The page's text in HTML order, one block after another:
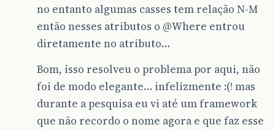
no entanto algumas casses tem relação N-M
então nesses atributos o @Where entrou
diretamente no atributo…
Bom, isso resolveu o problema por aqui, não
foi de modo elegante… infelizmente :(! mas
durante a pesquisa eu vi até um framework
que não recordo o nome agora e que faz esse